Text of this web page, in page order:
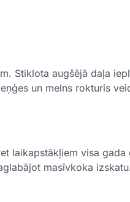
Stiklota augšējā daļa
un melns rokturis
laikapstākļiem visa gada
masīvkoka